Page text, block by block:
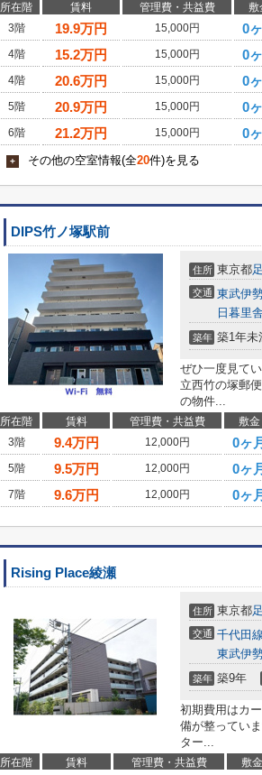
所在階 賃料 管理費・共益費 敷
3階
19.9万円 15,000円 0
4階
15.2万円 15,000円 0
4階
20.6万円 15,000円 0
5階
20.9万円 15,000円 0
6階
21.2万円 15,000円 0
+ その他の空室情報(全20件)を見る
DIPS竹ノ塚駅前
住所 東京都
交通 東武伊
日暮里
築年 築1年未
ぜひ一度見て
立西竹の塚郵
の物件...
所在階 賃料 管理費・共益費 敷金
3階
9.4万円 12,000円 0ヶ月
5階
9.5万円 12,000円 0ヶ月
7階
9.6万円 12,000円 0ヶ月
Rising Place綾瀬
住所 東京都
交通 千代田線
東武伊
築年 築9年
初期費用はカ
備が整ってい
ター...
所在階 賃料 管理費・共益費 敷金